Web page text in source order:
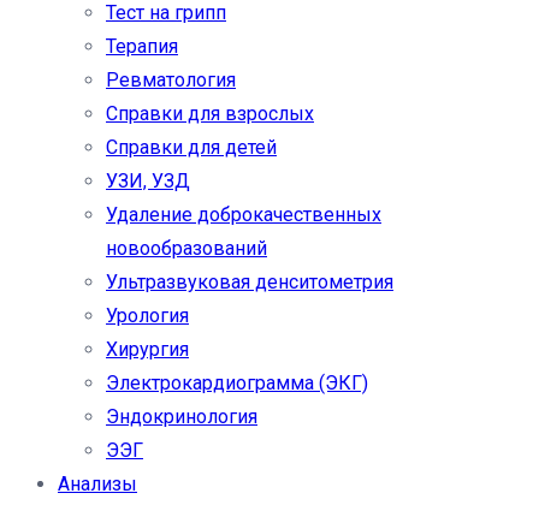
Тест на грипп
Терапия
Ревматология
Справки для взрослых
Справки для детей
УЗИ, УЗД
Удаление доброкачественных
новообразований
Ультразвуковая денситометрия
Урология
Хирургия
Электрокардиограмма (ЭКГ)
Эндокринология
ЭЭГ
Анализы